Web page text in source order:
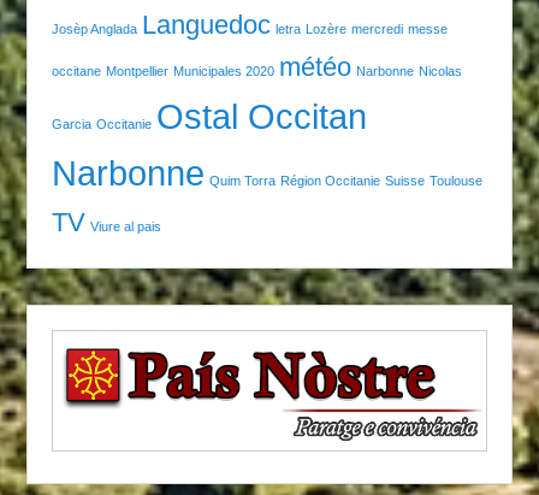
Josèp Anglada Languedoc letra Lozère mercredi messe
occitane Montpellier Municipales 2020 météo Narbonne Nicolas
Garcia Occitanie Ostal Occitan
Narbonne Quim Torra Région Occitanie Suisse Toulouse
TV Viure al pais